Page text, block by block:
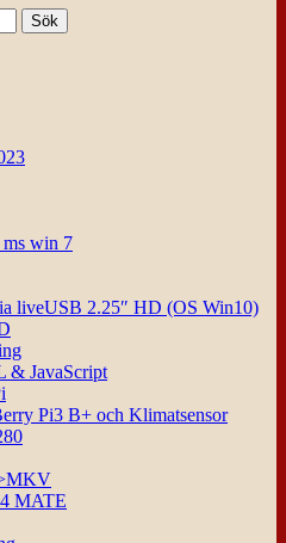
ms win 7
liveUSB 2.25″ HD (OS Win10)
& JavaScript
Pi3 B+ och Klimatsensor
MATE